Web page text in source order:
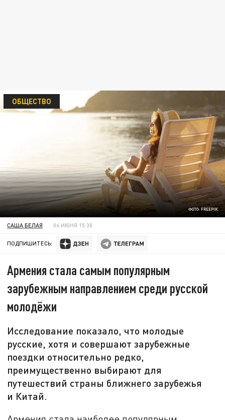
ФОТО: FREEPIK
ОБЩЕСТВО
САША БЕЛАЯ 06 ИЮНЯ 15:30
ПОДПИШИТЕСЬ:
Армения стала самым популярным
зарубежным направлением среди русской
молодёжи
Исследование показало, что молодые
русские, хотя и совершают зарубежные
поездки относительно редко,
преимущественно выбирают для
путешествий страны ближнего зарубежья
и Китай.